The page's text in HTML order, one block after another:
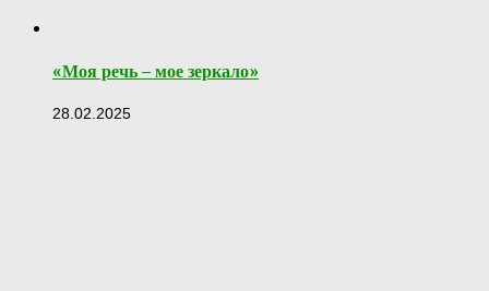
«Моя речь – мое зеркало»
28.02.2025